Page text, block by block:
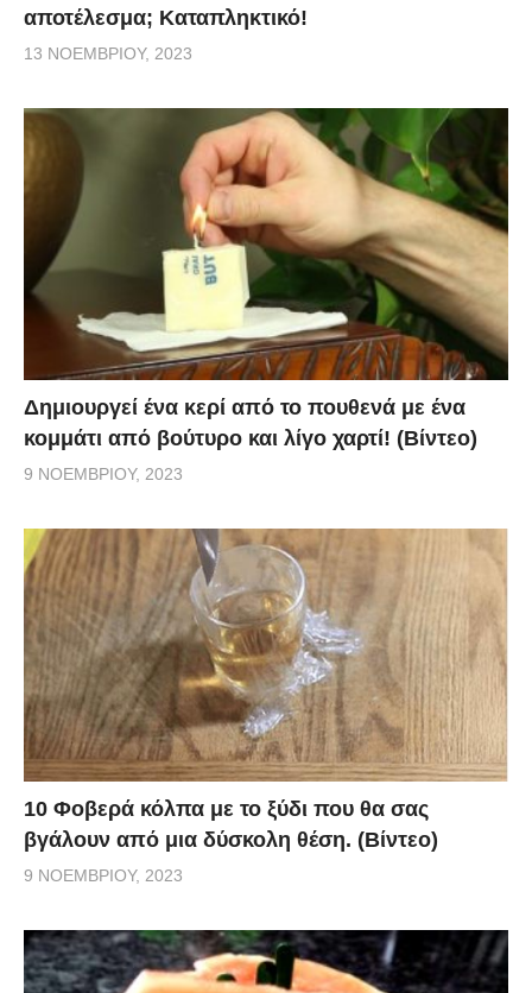
αποτέλεσμα; Καταπληκτικό!
13 ΝΟΕΜΒΡΊΟΥ, 2023
Δημιουργεί ένα κερί από το πουθενά με ένα
κομμάτι από βούτυρο και λίγο χαρτί! (Βίντεο)
9 ΝΟΕΜΒΡΊΟΥ, 2023
10 Φοβερά κόλπα με το ξύδι που θα σας
βγάλουν από μια δύσκολη θέση. (Βίντεο)
9 ΝΟΕΜΒΡΊΟΥ, 2023